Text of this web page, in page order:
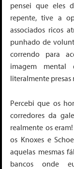
pensei que eles
repente, tive a
associados ricos
punhado de
correndo para
imagem mental
literalmente presas
Percebi que os
corredores da
realmente os
os Knoxes e
aquelas mesmas
bancos onde